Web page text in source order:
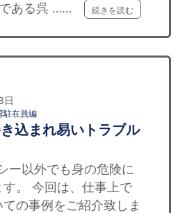
ある呉 ……
続きを読む
日
駐在員編
込まれ易いトラブル
ー以外でも身の危険に
。 今回は、仕事上で
の事例をご紹介致しま